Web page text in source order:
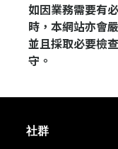
如因業務需要有
時，本網站亦會
並且採取必要檢
守。
社群